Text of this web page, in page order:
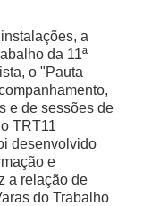
a
da 11ª
o "Pauta
e de sessões de
TRT11
desenvolvido
e
a relação de
do Trabalho